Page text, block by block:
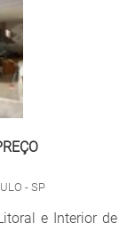
- SP
e Interior de